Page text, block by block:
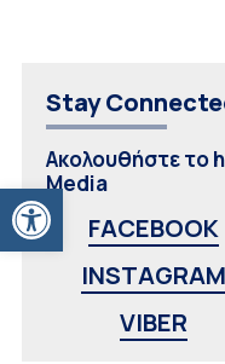
Ανοίξτε τη γραμμή εργαλείων
Stay
Ακολουθήστε το
Media
FACEBOOK
INSTAGRAM
VIBER